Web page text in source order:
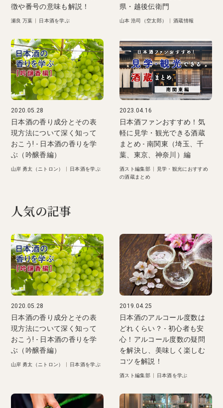
徴や番号の意味も解説！
瀬良 万葉 日本酒を学ぶ
県・越後伝衛門
山本 浩司（空太郎） 酒蔵情報
2020.05.28
日本酒の香り成分とその表
現方法について深く知って
おこう! - 日本酒の香りを学
ぶ（吟醸香編）
山岸 勇太（ニトロン） 日本酒を学ぶ
2023.04.16
日本酒ファンおすすめ！気
軽に見学・観光できる酒蔵
まとめ - 南関東（埼玉、千
葉、東京、神奈川）編
酒スト編集部
見学・観光におすすめ
の酒蔵まとめ
人気の記事
2020.05.28
日本酒の香り成分とその表
現方法について深く知って
おこう! - 日本酒の香りを学
ぶ（吟醸香編）
山岸 勇太（ニトロン） 日本酒を学ぶ
2019.04.25
日本酒のアルコール度数は
どれくらい？ - 初心者も安
心！アルコール度数の疑問
を解決し、美味しく楽しむ
コツを解説！
酒スト編集部 日本酒を学ぶ